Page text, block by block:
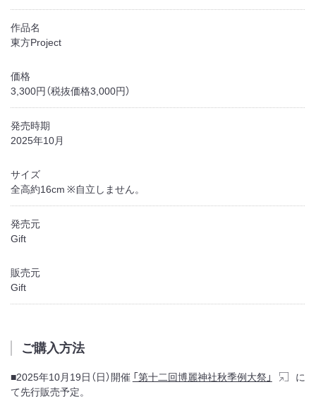
作品名
東方Project
価格
3,300円（税抜価格3,000円）
発売時期
2025年10月
サイズ
全高約16cm ※自立しません。
発売元
Gift
販売元
Gift
ご購入方法
■2025年10月19日（日）開催 「第十二回博麗神社秋季例大祭」
に
て先行販売予定。